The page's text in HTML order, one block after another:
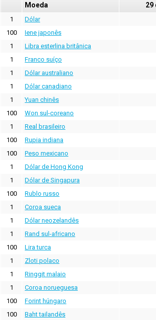
Moeda 29
1 Dólar
100 Iene japonês
1 Libra esterlina britânica
1 Franco suíço
1 Dólar australiano
1 Dólar canadiano
1 Yuan chinês
100 Won sul-coreano
1 Real brasileiro
100 Rupia indiana
100 Peso mexicano
1 Dólar de Hong Kong
1 Dólar de Singapura
100 Rublo russo
1 Coroa sueca
1 Dólar neozelandês
1 Rand sul-africano
100 Lira turca
1 Zloti polaco
1 Ringgit malaio
1 Coroa norueguesa
100 Forint húngaro
100 Baht tailandês